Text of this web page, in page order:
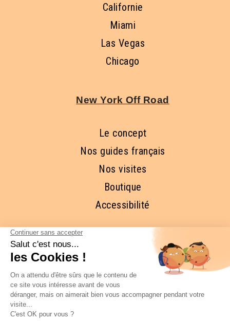
Californie
Miami
Las Vegas
Chicago
New York Off Road
Le concept
Nos guides français
Nos visites
Boutique
Accessibilité
RESTONS EN CONTACT ET
ABONNEZ-VOUS À NOTRE
NEWSLETTER